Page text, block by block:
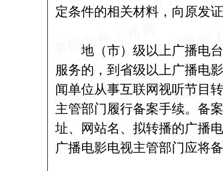
定条件的相关材料，向原发
地（市）级以上广播电台
服务的，到省级以上广播电
闻单位从事互联网视听节目
主管部门履行备案手续。备
址、网站名、拟转播的广播
广播电影电视主管部门应将